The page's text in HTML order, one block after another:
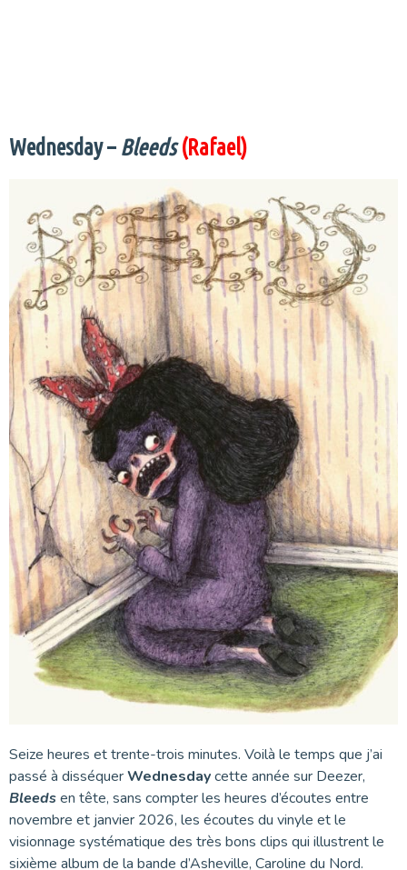
Wednesday – Bleeds(Rafael)
Seize heures et trente-trois minutes. Voilà le temps que j’ai
passé à disséquerWednesdaycette année sur Deezer,
Bleedsen tête, sans compter les heures d’écoutes entre
novembre et janvier 2026, les écoutes du vinyle et le
visionnage systématique des très bons clips qui illustrent le
sixième album de la bande d’Asheville, Caroline du Nord.